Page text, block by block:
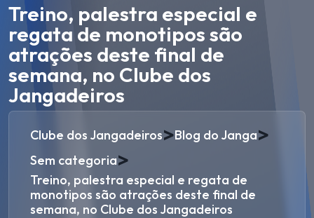
Treino, palestra especial e
regata de monotipos são
atrações deste final de
semana, no Clube dos
Jangadeiros
Clube dos Jangadeiros>Blog do Janga>
Sem categoria>
Treino, palestra especial e regata de
monotipos são atrações deste final de
semana, no Clube dos Jangadeiros